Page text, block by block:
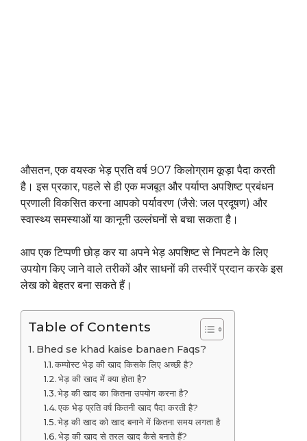
औसतन, एक वयस्क भेड़ प्रति वर्ष 907 किलोग्राम कूड़ा पैदा करती
है। इस प्रकार, पहले से ही एक मजबूत और पर्याप्त अपशिष्ट प्रबंधन
प्रणाली विकसित करना आपको पर्यावरण (जैसे: जल प्रदूषण) और
स्वास्थ्य समस्याओं या कानूनी उल्लंघनों से बचा सकता है।
आप एक टिप्पणी छोड़ कर या अपने भेड़ अपशिष्ट से निपटने के लिए
उपयोग किए जाने वाले तरीकों और साधनों की तस्वीरें प्रदान करके इस
लेख को बेहतर बना सकते हैं।
Table of Contents
Bhed se khad kaise banaen Faqs?
कम्पोस्ट भेड़ की खाद किसके लिए अच्छी है?
भेड़ की खाद में क्या होता है?
भेड़ की खाद का कितना उपयोग करना है?
एक भेड़ प्रति वर्ष कितनी खाद पैदा करती है?
भेड़ की खाद को खाद बनाने में कितना समय लगता है
भेड़ की खाद से तरल खाद कैसे बनाते हैं?